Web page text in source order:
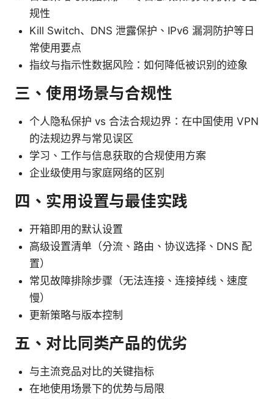
规性
Kill Switch、DNS 泄露保护、IPv6 漏洞防护等日
常使用要点
指纹与指示性数据风险：如何降低被识别的迹象
三、使用场景与合规性
个人隐私保护 vs 合法合规边界：在中国使用 VPN
的法规边界与常见误区
学习、工作与信息获取的合规使用方案
企业级使用与家庭网络的区别
四、实用设置与最佳实践
开箱即用的默认设置
高级设置清单（分流、路由、协议选择、DNS 配
置）
常见故障排除步骤（无法连接、连接掉线、速度
慢）
更新策略与版本控制
五、对比同类产品的优劣
与主流竞品对比的关键指标
在地使用场景下的优势与局限